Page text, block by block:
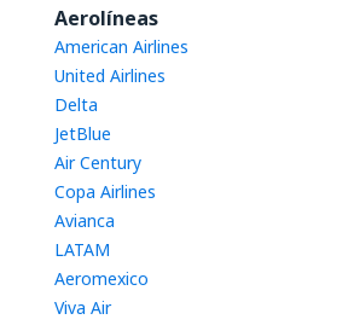
Aerolíneas
American Airlines
United Airlines
Delta
JetBlue
Air Century
Copa Airlines
Avianca
LATAM
Aeromexico
Viva Air